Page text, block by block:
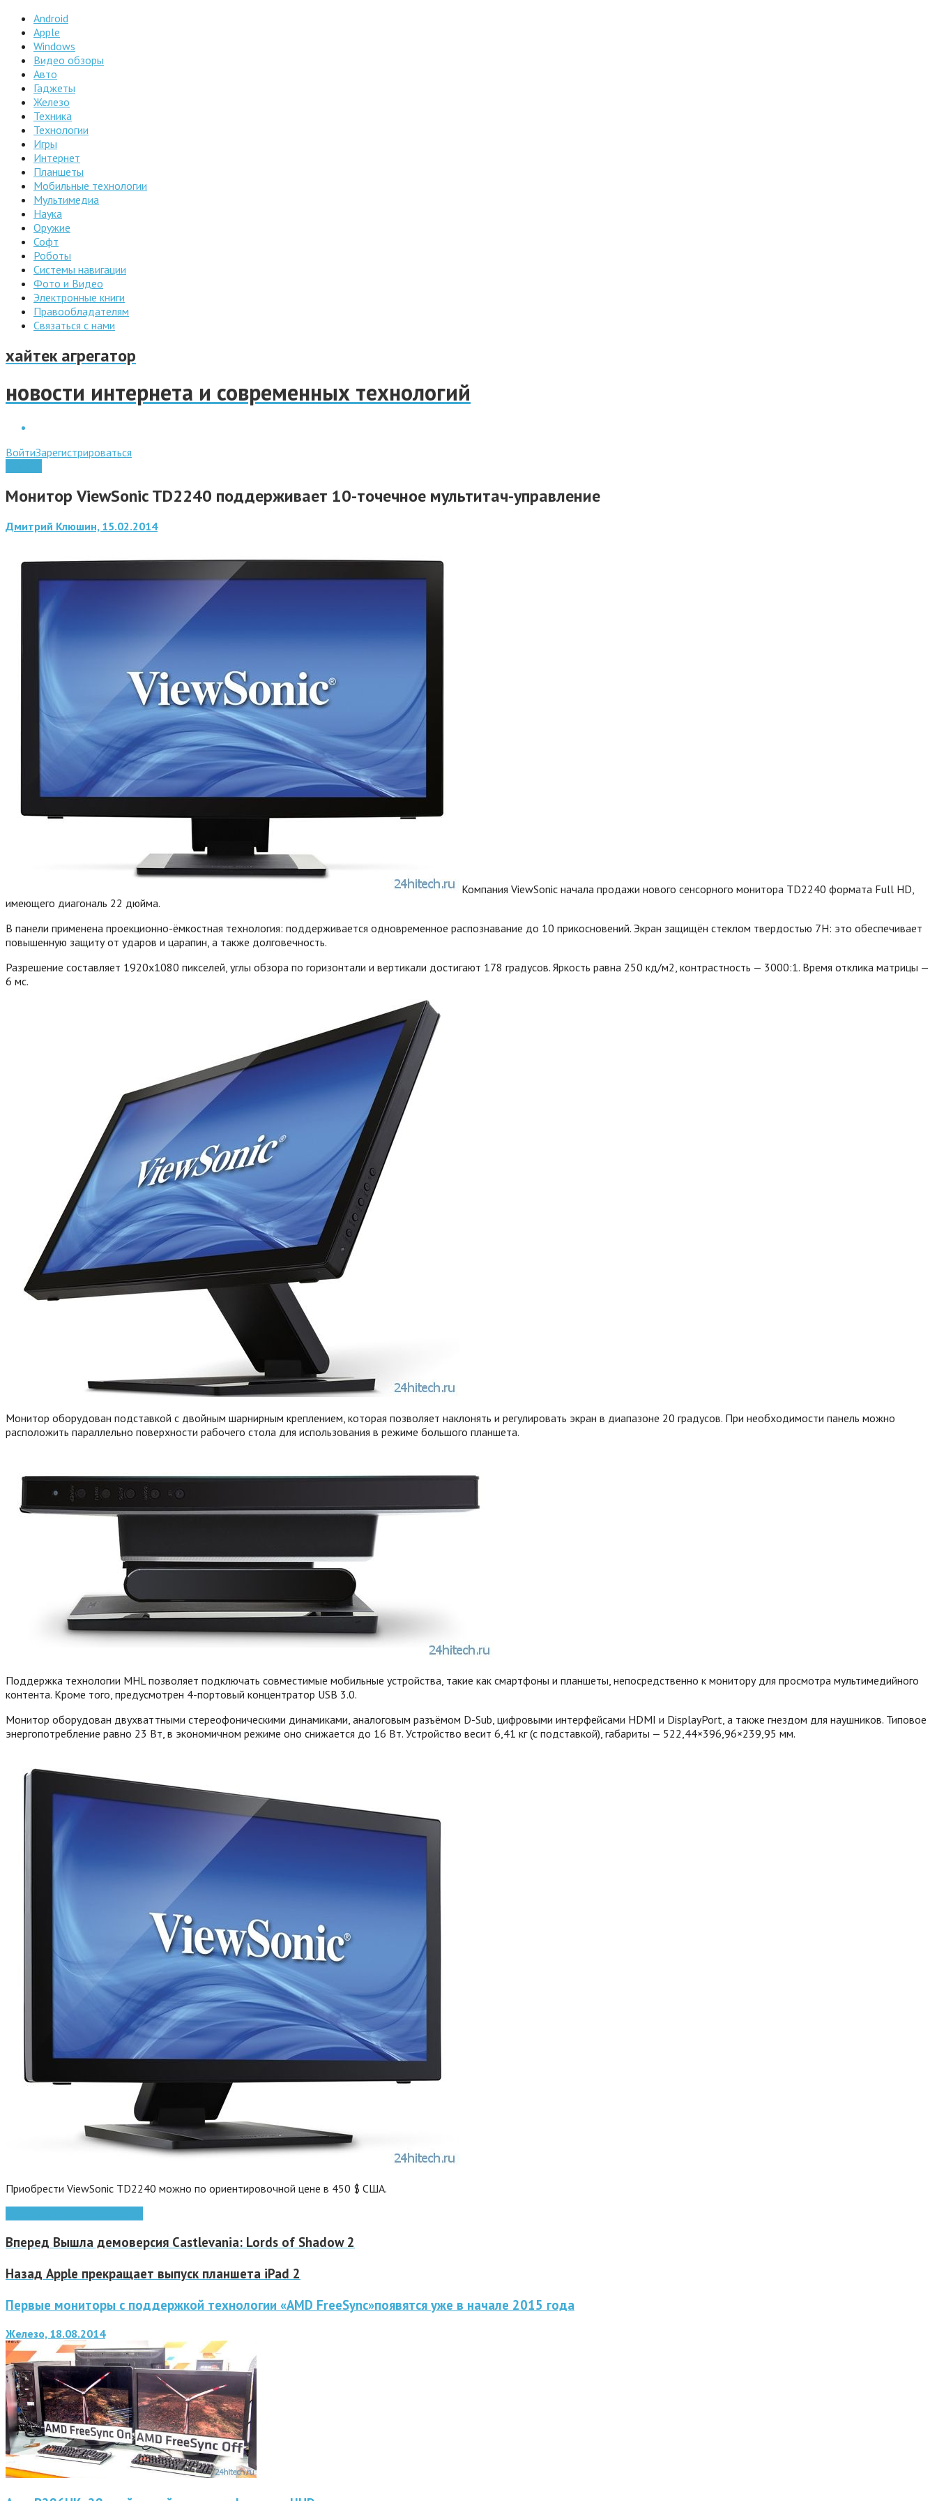
Android
Apple
Windows
Видео обзоры
Авто
Гаджеты
Железо
Техника
Технологии
Игры
Интернет
Планшеты
Мобильные технологии
Мультимедиа
Наука
Оружие
Софт
Роботы
Системы навигации
Фото и Видео
Электронные книги
Правообладателям
Связаться с нами
хайтек агрегатор
новости интернета и современных технологий
ВойтиЗарегистрироваться
Монитор ViewSonic TD2240 поддерживает 10-точечное мультитач-управление
Дмитрий Клюшин, 15.02.2014
Компания ViewSonic начала продажи нового сенсорного монитора TD2240 формата Full HD,
имеющего диагональ 22 дюйма.
В панели применена проекционно-ёмкостная технология: поддерживается одновременное распознавание до 10 прикосновений. Экран защищён стеклом твердостью 7H: это обеспечивает
повышенную защиту от ударов и царапин, а также долговечность.
Разрешение составляет 1920х1080 пикселей, углы обзора по горизонтали и вертикали достигают 178 градусов. Яркость равна 250 кд/м2, контрастность — 3000:1. Время отклика матрицы —
6 мс.
Монитор оборудован подставкой с двойным шарнирным креплением, которая позволяет наклонять и регулировать экран в диапазоне 20 градусов. При необходимости панель можно
расположить параллельно поверхности рабочего стола для использования в режиме большого планшета.
Поддержка технологии MHL позволяет подключать совместимые мобильные устройства, такие как смартфоны и планшеты, непосредственно к монитору для просмотра мультимедийного
контента. Кроме того, предусмотрен 4-портовый концентратор USB 3.0.
Монитор оборудован двухваттными стереофоническими динамиками, аналоговым разъёмом D-Sub, цифровыми интерфейсами HDMI и DisplayPort, а также гнездом для наушников. Типовое
энергопотребление равно 23 Вт, в экономичном режиме оно снижается до 16 Вт. Устройство весит 6,41 кг (с подставкой), габариты — 522,44×396,96×239,95 мм.
Приобрести ViewSonic TD2240 можно по ориентировочной цене в 450 $ США.
Вперед Вышла демоверсия Castlevania: Lords of Shadow 2
Назад Apple прекращает выпуск планшета iPad 2
Первые мониторы с поддержкой технологии «AMD FreeSync»появятся уже в начале 2015 года
Железо, 18.08.2014